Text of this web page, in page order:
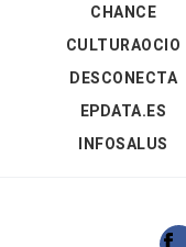
CHANCE
CULTURAOCIO
DESCONECTA
EPDATA.ES
INFOSALUS